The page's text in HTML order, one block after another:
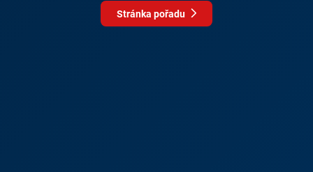
Stránka pořadu